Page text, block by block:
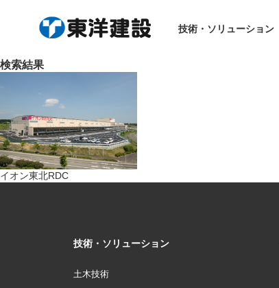
技術・ソリューション
検索結果
イオン東北RDC
技術・ソリューション
土木技術